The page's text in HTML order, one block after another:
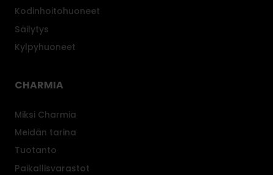
Kodinhoitohuoneet
Säilytys
Kylpyhuoneet
CHARMIA
Miksi Charmia
Meidän tarina
Tuotanto
Paikallisvarastot